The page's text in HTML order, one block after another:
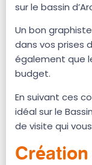
sur le bassin
Un bon
dans vos prises
également que
budget.
En suivant ces
idéal sur le
de visite qui
Création